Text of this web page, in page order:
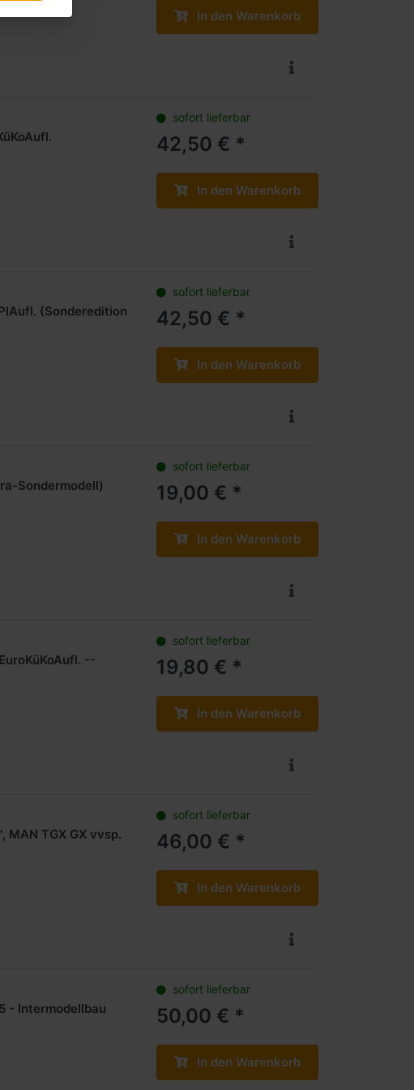
In den Warenkorb
sofort lieferbar
42,50 € *
In den Warenkorb
(Sonderedition
sofort lieferbar
42,50 € *
In den Warenkorb
Sondermodell)
sofort lieferbar
19,00 € *
In den Warenkorb
--
sofort lieferbar
19,80 € *
In den Warenkorb
MAN TGX GX vvsp.
sofort lieferbar
46,00 € *
In den Warenkorb
- Intermodellbau
sofort lieferbar
50,00 € *
In den Warenkorb